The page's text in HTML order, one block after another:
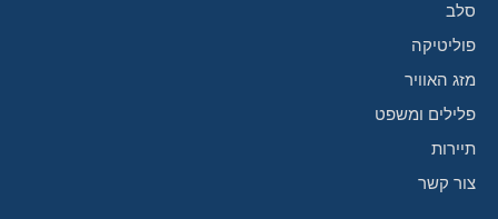
סלב
פוליטיקה
מזג האוויר
פלילים ומשפט
תיירות
צור קשר